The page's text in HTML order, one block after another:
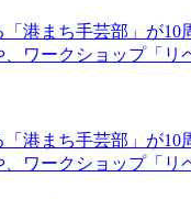
港まち手芸部」が10
ワークショップ「リ
港まち手芸部」が10
ワークショップ「リ